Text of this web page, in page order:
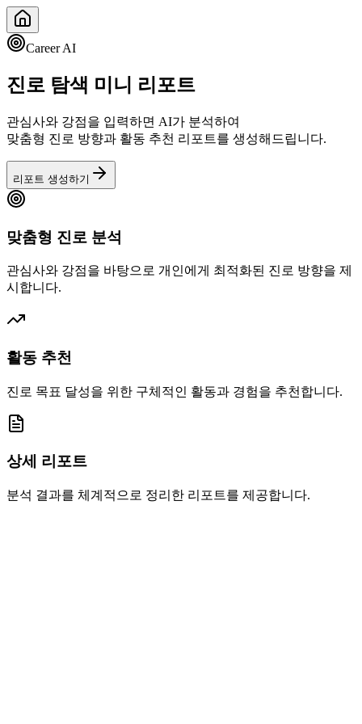
Career AI
진로 탐색 미니 리포트
관심사와 강점을 입력하면 AI가 분석하여
맞춤형 진로 방향과 활동 추천 리포트를 생성해드립니다.
리포트 생성하기
맞춤형 진로 분석
관심사와 강점을 바탕으로 개인에게 최적화된 진로 방향을 제
시합니다.
활동 추천
진로 목표 달성을 위한 구체적인 활동과 경험을 추천합니다.
상세 리포트
분석 결과를 체계적으로 정리한 리포트를 제공합니다.